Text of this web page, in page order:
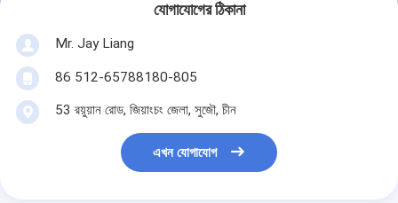
যোগাযোগের ঠিকানা
Mr. Jay Liang
86 512-65788180-805
53 রয়ুয়ান রোড, জিয়াংচং জেলা, সুজৌ, চীন
এখন যোগাযোগ